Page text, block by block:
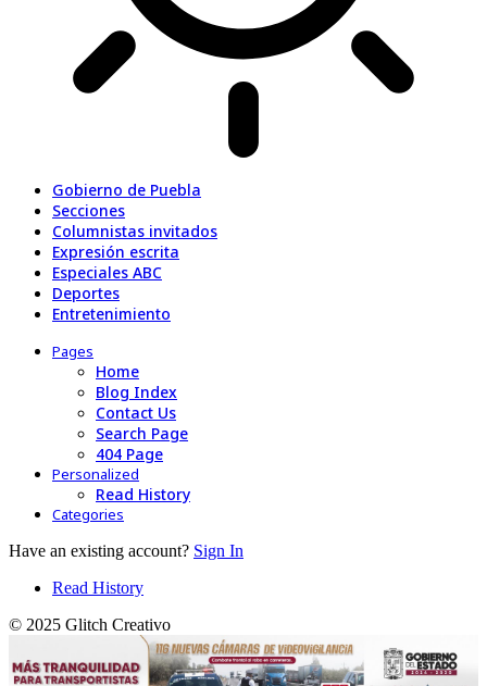
Gobierno de Puebla
Secciones
Columnistas invitados
Expresión escrita
Especiales ABC
Deportes
Entretenimiento
Pages
Home
Blog Index
Contact Us
Search Page
404 Page
Personalized
Read History
Categories
Have an existing account? Sign In
Read History
© 2025 Glitch Creativo